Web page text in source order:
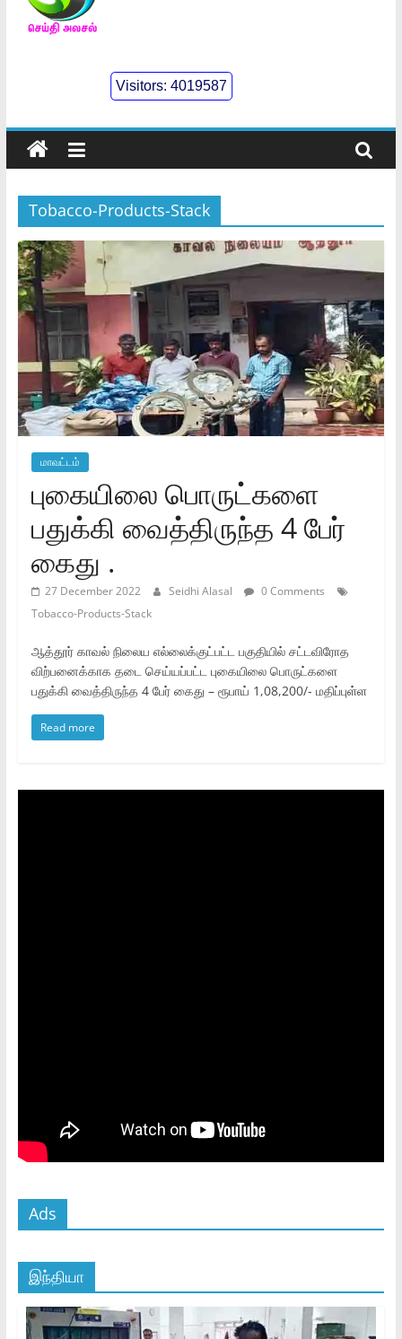
செய்திஅலசல்
Seidhialasal
Tamil
Online
NewsPaper
Visitors:4019587
Tobacco-Products-Stack
மாவட்டம்
புகையிலை பொருட்களை
பதுக்கி வைத்திருந்த 4 பேர்
கைது .
27 December 2022 Seidhi Alasal
0 Comments
Tobacco-Products-Stack
ஆத்தூர் காவல் நிலைய எல்லைக்குட்பட்ட பகுதியில் சட்டவிரோத
விற்பனைக்காக தடை செய்யப்பட்ட புகையிலை பொருட்களை
பதுக்கி வைத்திருந்த 4 பேர் கைது – ரூபாய் 1,08,200/- மதிப்புள்ள
Read more
Ads
இந்தியா